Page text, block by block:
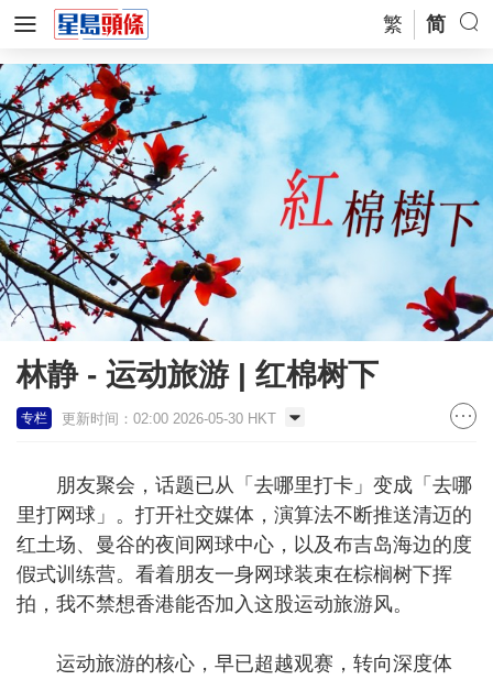
繁 简
林静 - 运动旅游 | 红棉树下
专栏 更新时间：02:00 2026-05-30 HKT
朋友聚会，话题已从「去哪里打卡」变成「去哪
里打网球」。打开社交媒体，演算法不断推送清迈的
红土场、曼谷的夜间网球中心，以及布吉岛海边的度
假式训练营。看着朋友一身网球装束在棕榈树下挥
拍，我不禁想香港能否加入这股运动旅游风。
运动旅游的核心，早已超越观赛，转向深度体